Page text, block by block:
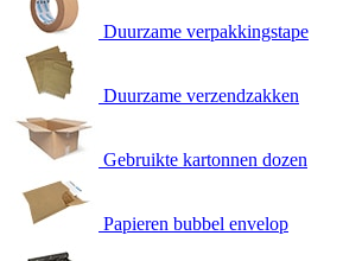
Duurzame verpakkingstape
Duurzame verzendzakken
Gebruikte kartonnen dozen
Papieren bubbel envelop